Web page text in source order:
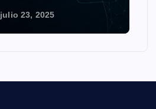
julio 23, 2025